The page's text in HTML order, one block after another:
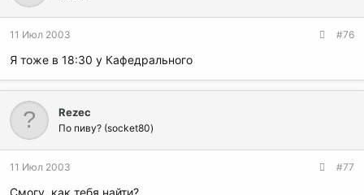
11 Июл 2003 #76
Я тоже в 18:30 у Кафедрального
Rezec
По пиву? (socket80)
11 Июл 2003 #77
Смогу, как тебя найти?